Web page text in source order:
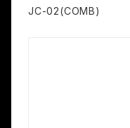
JC-02(COMB)